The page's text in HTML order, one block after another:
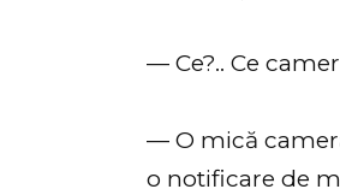
— Ce?.. Ce
— O mică
o notificare de